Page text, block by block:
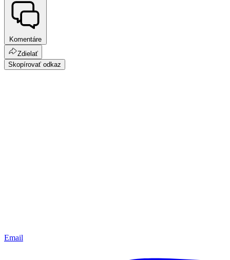
Komentáre
Zdielať
Skopírovať odkaz
Email